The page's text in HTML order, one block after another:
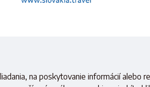
s finančnou podporou Ministerstva
Copyright © 2021 OOCR HZ.
na poskytovanie informácií alebo